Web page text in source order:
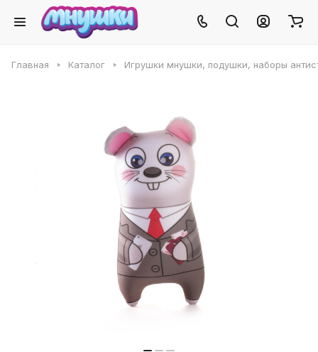
Главная Каталог Игрушки мнушки, подушки, наборы